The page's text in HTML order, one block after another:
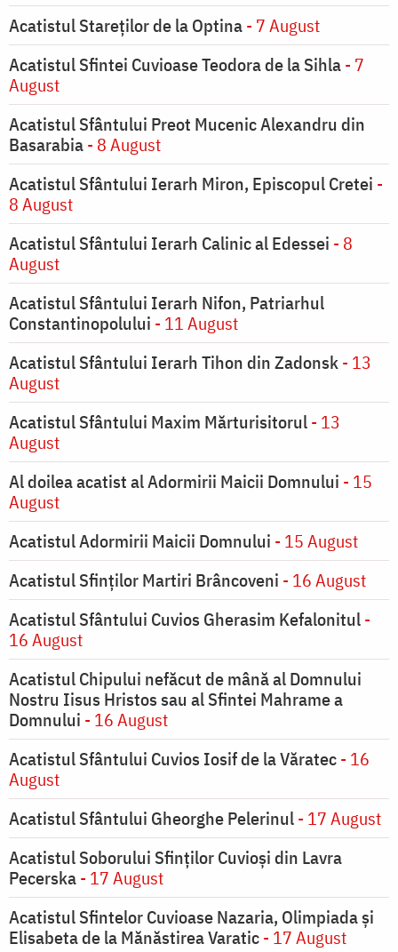
Acatistul Stareţilor de la Optina- 7 August
Acatistul Sfintei Cuvioase Teodora de la Sihla- 7
August
Acatistul Sfântului Preot Mucenic Alexandru din
Basarabia- 8 August
Acatistul Sfântului Ierarh Miron, Episcopul Cretei -
8 August
Acatistul Sfântului Ierarh Calinic al Edessei - 8
August
Acatistul Sfântului Ierarh Nifon, Patriarhul
Constantinopolului - 11 August
Acatistul Sfântului Ierarh Tihon din Zadonsk- 13
August
Acatistul Sfântului Maxim Mărturisitorul- 13
August
Al doilea acatist al Adormirii Maicii Domnului - 15
August
Acatistul Adormirii Maicii Domnului - 15 August
Acatistul Sfinților Martiri Brâncoveni - 16 August
Acatistul Sfântului Cuvios Gherasim Kefalonitul-
16 August
Acatistul Chipului nefăcut de mână al Domnului
Nostru Iisus Hristos sau al Sfintei Mahrame a
Domnului - 16 August
Acatistul Sfântului Cuvios Iosif de la Văratec- 16
August
Acatistul Sfântului Gheorghe Pelerinul- 17 August
Acatistul Soborului Sfinților Cuvioși din Lavra
Pecerska- 17 August
Acatistul Sfintelor Cuvioase Nazaria, Olimpiada și
Elisabeta de la Mănăstirea Varatic- 17 August